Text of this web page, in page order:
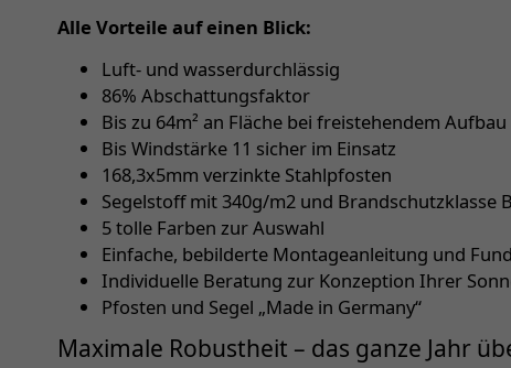
Alle Vorteile auf einen Blick:
Luft- und wasserdurchlässig
86% Abschattungsfaktor
Bis zu 64m² an Fläche bei freistehendem
Bis Windstärke 11 sicher im Einsatz
168,3x5mm verzinkte Stahlpfosten
Segelstoff mit 340g/m2 und Brandschutzklasse
5 tolle Farben zur Auswahl
Einfache, bebilderte Montageanleitung und
Individuelle Beratung zur Konzeption Ihrer
Pfosten und Segel „Made in Germany“
Maximale Robustheit – das ganze Jahr